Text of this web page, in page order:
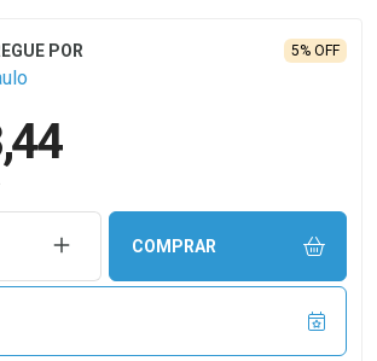
5% OFF
UNIDADEAUMENTAR UMA UNIDADE
COMPRAR